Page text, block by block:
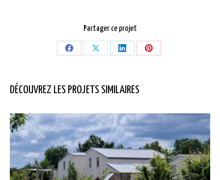
Partager ce projet
Partager
Facebook
Partager
X
Partager
LinkedIn
Partager
DÉCOUVREZ LES PROJETS SIMILAIRES